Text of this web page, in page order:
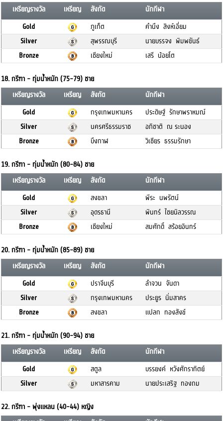
เหรียญรางวัล
เหรียญ สังกัด
นักกีฬา
Gold
ภูเก็ต
คำนึง สิงห์เอี่ยม
Silver
สุพรรณบุรี
นายบรรจง พิมพขันธ์
Bronze
เชียงใหม่ เสรี น้อยโต
18. กรีฑา - ทุ่มน้ำหนัก (75-79) ชาย
เหรียญรางวัล
เหรียญ สังกัด
นักกีฬา
Gold
กรุงเทพมหานคร
ประดิษฐ์ รักษาพราหมณ์
Silver
นครศรีธรรมราช
อภิชาติ ณ ระนอง
Bronze
บึงกาฬ วิเชียร ธรรมรักษา
19. กรีฑา - ทุ่มน้ำหนัก (80-84) ชาย
เหรียญรางวัล
เหรียญ สังกัด
นักกีฬา
Gold
สงขลา
พีระ นพรัตน์
Silver
อุดรธานี
พินทร์ ไชยนิลวรรณ
Bronze
เชียงใหม่ สมศักดิ์ สร้อยอินทร์
20. กรีฑา - ทุ่มน้ำหนัก (85-89) ชาย
เหรียญรางวัล
เหรียญ สังกัด
นักกีฬา
Gold
ปราจีนบุรี
ลำจวน จันดา
Silver
กรุงเทพมหานคร
ประยูร นิ่มสาคร
Bronze
สงขลา แปลก ทองสังข์
21. กรีฑา - ทุ่มน้ำหนัก (90-94) ชาย
เหรียญรางวัล
เหรียญ สังกัด
นักกีฬา
Gold
สตูล
บรรยงค์ หวังศักราทิตย์
Silver
มหาสารคาม นายประเสริฐ ทองถม
22. กรีฑา - พุ่งแหลน (40-44) หญิง